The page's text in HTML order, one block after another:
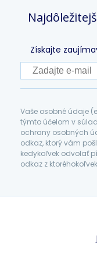
Získajte
Vaše osobné údaje
týmto účelom v
ochrany osobných
odkaz, ktorý vám
kedykoľvek odvolať
odkaz z